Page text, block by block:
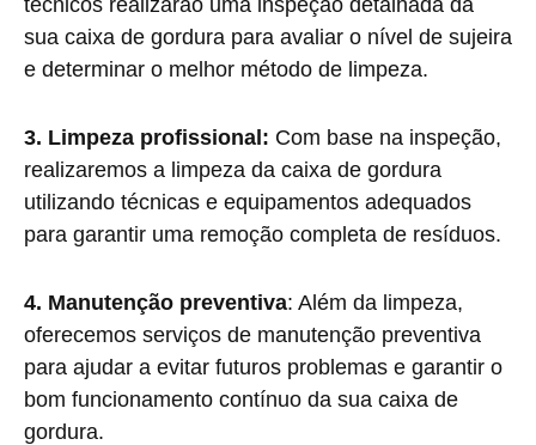
técnicos realizarão uma inspeção detalhada da
sua caixa de gordura para avaliar o nível de sujeira
e determinar o melhor método de limpeza.
3. Limpeza profissional: Com base na inspeção,
realizaremos a limpeza da caixa de gordura
utilizando técnicas e equipamentos adequados
para garantir uma remoção completa de resíduos.
4. Manutenção preventiva: Além da limpeza,
oferecemos serviços de manutenção preventiva
para ajudar a evitar futuros problemas e garantir o
bom funcionamento contínuo da sua caixa de
gordura.